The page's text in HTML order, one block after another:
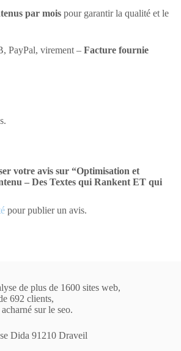
par mois pour garantir la qualité et le
PayPal, virement – Facture fournie
votre avis sur “Optimisation et
– Des Textes qui Rankent ET qui
pour publier un avis.
de plus de 1600 sites web,
692 clients,
sur le seo.
Dida 91210 Draveil